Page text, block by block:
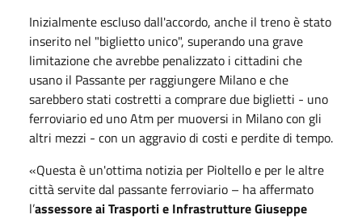
Inizialmente escluso dall'accordo, anche il treno è stato
inserito nel "biglietto unico", superando una grave
limitazione che avrebbe penalizzato i cittadini che
usano il Passante per raggiungere Milano e che
sarebbero stati costretti a comprare due biglietti - uno
ferroviario ed uno Atm per muoversi in Milano con gli
altri mezzi - con un aggravio di costi e perdite di tempo.
«Questa è un'ottima notizia per Pioltello e per le altre
città servite dal passante ferroviario – ha affermato
l’assessore ai Trasporti e Infrastrutture Giuseppe